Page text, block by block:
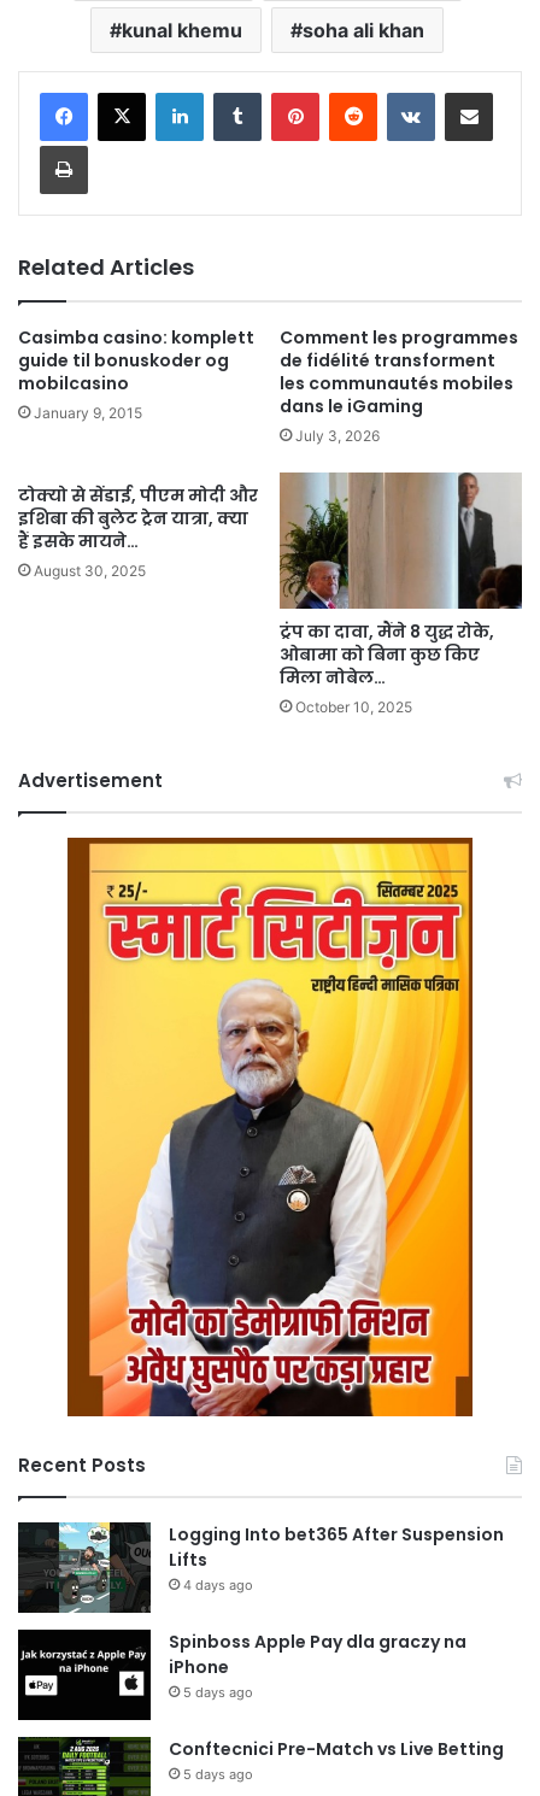
kunal khemu soha ali khan
LinkedInTumblr PinterestReddit VKontakteShare via Email
Print
Related Articles
Casimba casino: komplett
guide til bonuskoder og
mobilcasino
January 9, 2015
Comment les programmes
de fidélité transforment
les communautés mobiles
dans le iGaming
July 3, 2026
टोक्यो से सेंडाई, पीएम मोदी और
इशिबा की बुलेट ट्रेन यात्रा, क्या
हैं इसके मायने…
August 30, 2025
ट्रंप का दावा, मैंने 8 युद्ध रोके,
ओबामा को बिना कुछ किए
मिला नोबेल…
October 10, 2025
Advertisement
Recent Posts
Logging Into bet365 After Suspension
Lifts
4 days ago
Spinboss Apple Pay dla graczy na
iPhone
5 days ago
Conftecnici Pre-Match vs Live Betting
5 days ago